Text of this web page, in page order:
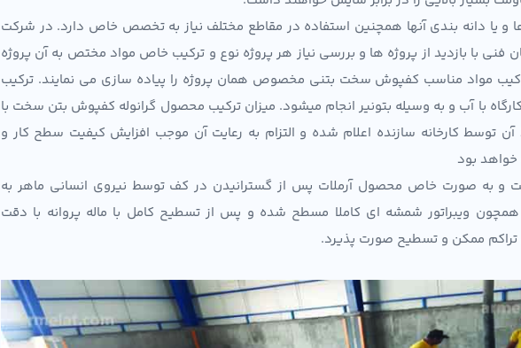
و یا دانه بندی آنها همچنین استفاده در مقاطع مختلف نیاز به تخصص خاص دارد. در شرکت
فنی با بازدید از پروژه ها و بررسی نیاز هر پروژه نوع و ترکیب خاص مواد مختص به آن پروژه
کیب مواد مناسب کفپوش سخت بتنی مخصوص همان پروژه را پیاده سازی می نمایند. ترکیب
با آب و به وسیله بتونیر انجام میشود. میزان ترکیب محصول گرانوله کفپوش بتن سخت با
آن توسط کارخانه سازنده اعلام شده و التزام به رعایت آن موجب افزایش کیفیت سطح کار و
بود
و به صورت خاص محصول آرملات پس از گسترانیدن در کف توسط نیروی انسانی ماهر به
همچون ویبراتور شمشه ای کاملا مسطح شده و پس از تسطیح کامل با ماله پروانه با دقت
تراکم ممکن و تسطیح صورت پذیرد.